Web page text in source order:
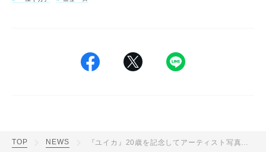
TOP NEWS